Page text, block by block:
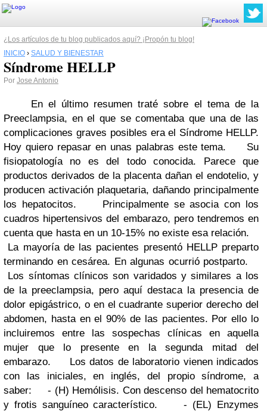
¿Los artículos de tu blog publicados aquí? ¡Propón tu blog!
INICIO › SALUD Y BIENESTAR
Síndrome HELLP
Por Jose Antonio
En el último resumen traté sobre el tema de la
Preeclampsia, en el que se comentaba que una de las
complicaciones graves posibles era el Síndrome HELLP.
Hoy quiero repasar en unas palabras este tema. Su
fisiopatología no es del todo conocida. Parece que
productos derivados de la placenta dañan el endotelio, y
producen activación plaquetaria, dañando principalmente
los hepatocitos. Principalmente se asocia con los
cuadros hipertensivos del embarazo, pero tendremos en
cuenta que hasta en un 10-15% no existe esa relación.
La mayoría de las pacientes presentó HELLP preparto
terminando en cesárea. En algunas ocurrió postparto.
Los síntomas clínicos son varidados y similares a los
de la preeclampsia, pero aquí destaca la presencia de
dolor epigástrico, o en el cuadrante superior derecho del
abdomen, hasta en el 90% de las pacientes. Por ello lo
incluiremos entre las sospechas clínicas en aquella
mujer que lo presente en la segunda mitad del
embarazo. Los datos de laboratorio vienen indicados
con las iniciales, en inglés, del propio síndrome, a
saber: - (H) Hemólisis. Con descenso del hematocrito
y frotis sanguíneo característico. - (EL) Enzymes